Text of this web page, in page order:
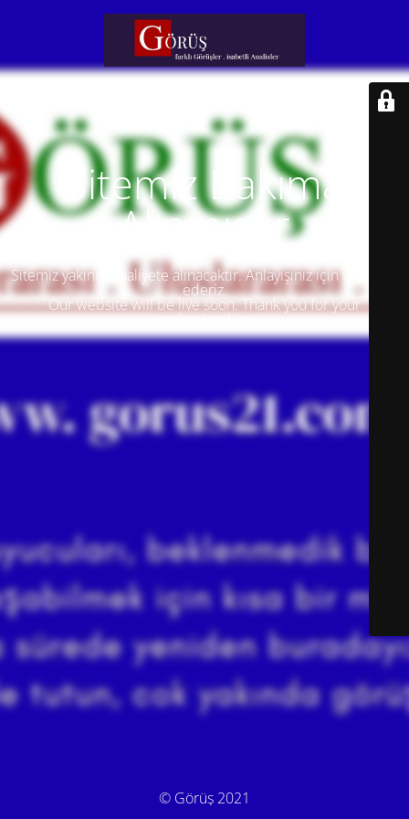
Sitemiz Bakıma
Alınmıştır
Sitemiz yakında faaliyete alınacaktır. Anlayışınız için teşekkür
ederiz.
Our website will be live soon. Thank you for your
understanding.
© Görüş 2021